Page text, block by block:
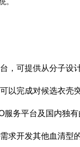
。
，可提供从分子设
以完成对候选衣壳
服务平台及国内独
求开发其他血清型